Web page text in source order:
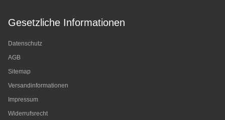
Gesetzliche Informationen
Datenschutz
AGB
Sitemap
Versandinformationen
Impressum
Widerrufsrecht